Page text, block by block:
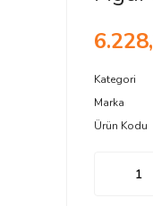
Kategori
Marka
Ürün Kodu